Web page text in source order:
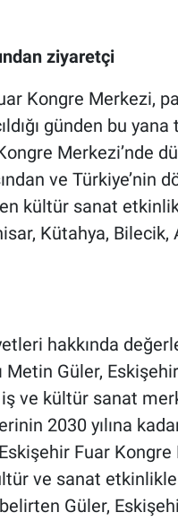
ziyaretçi
Kongre Merkezi,
günden bu
Merkezi’nde
ve Türkiye’nin
kültür sanat
Kütahya, Bilecik,
hakkında
Metin Güler,
ve kültür sanat
2030 yılına
Fuar Kongre
ve sanat
Güler,